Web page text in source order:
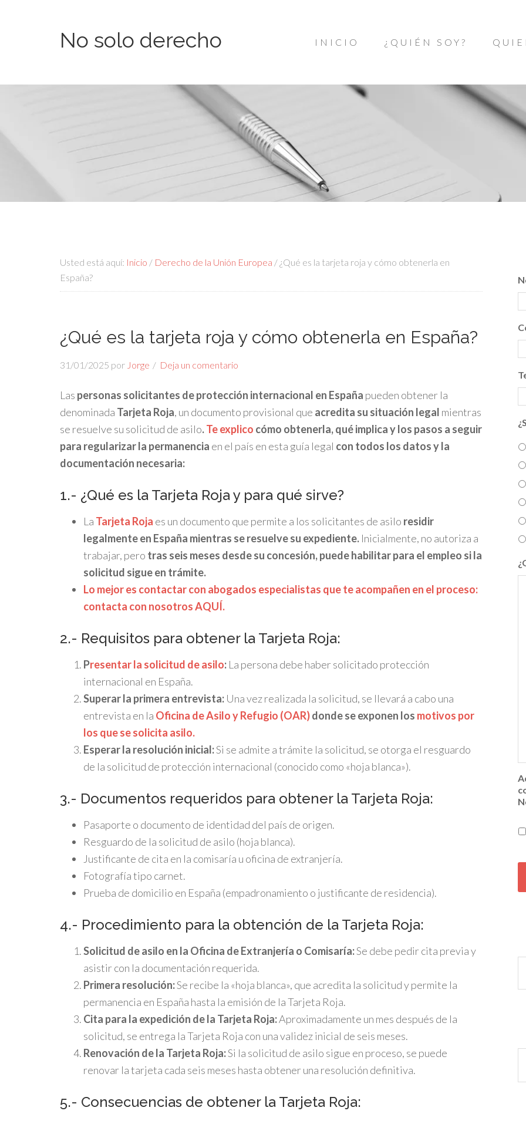
No solo derecho INICIO ¿QUIÉN SOY?
Usted está aquí: Inicio / Derecho de la Unión Europea / ¿Qué es la tarjeta roja y cómo obtenerla en
España?
¿Qué es la tarjeta roja y cómo obtenerla en España?
31/01/2025 por Jorge Deja un comentario
Las personas solicitantes de protección internacional en España pueden obtener la
denominada Tarjeta Roja, un documento provisional que acredita su situación legal mientras
se resuelve su solicitud de asilo.Te explico cómo obtenerla, qué implica y los pasos a seguir
para regularizar la permanencia en el país en esta guía legal con todos los datos y la
documentación necesaria:
1.- ¿Qué es la Tarjeta Roja y para qué sirve?
La Tarjeta Roja es un documento que permite a los solicitantes de asilo residir
legalmente en España mientras se resuelve su expediente. Inicialmente, no autoriza a
trabajar, pero tras seis meses desde su concesión, puede habilitar para el empleo si la
solicitud sigue en trámite.
Lo mejor es contactar con abogados especialistas que te acompañen en el proceso:
contacta con nosotros AQUÍ.
2.- Requisitos para obtener la Tarjeta Roja:
Presentar la solicitud de asilo: La persona debe haber solicitado protección
internacional en España.
Superar la primera entrevista: Una vez realizada la solicitud, se llevará a cabo una
entrevista en la Oficina de Asilo y Refugio (OAR)donde se exponen los motivos por
los que se solicita asilo.
Esperar la resolución inicial:Si se admite a trámite la solicitud, se otorga el resguardo
de la solicitud de protección internacional (conocido como «hoja blanca»).
3.- Documentos requeridos para obtener la Tarjeta Roja:
Pasaporte o documento de identidad del país de origen.
Resguardo de la solicitud de asilo (hoja blanca).
Justificante de cita en la comisaría u oficina de extranjería.
Fotografía tipo carnet.
Prueba de domicilio en España (empadronamiento o justificante de residencia).
4.- Procedimiento para la obtención de la Tarjeta Roja:
Solicitud de asilo en la Oficina de Extranjería o Comisaría:Se debe pedir cita previa y
asistir con la documentación requerida.
Primera resolución:Se recibe la «hoja blanca», que acredita la solicitud y permite la
permanencia en España hasta la emisión de la Tarjeta Roja.
Cita para la expedición de la Tarjeta Roja:Aproximadamente un mes después de la
solicitud, se entrega la Tarjeta Roja con una validez inicial de seis meses.
Renovación de la Tarjeta Roja:Si la solicitud de asilo sigue en proceso, se puede
renovar la tarjeta cada seis meses hasta obtener una resolución definitiva.
5.- Consecuencias de obtener la Tarjeta Roja:
T